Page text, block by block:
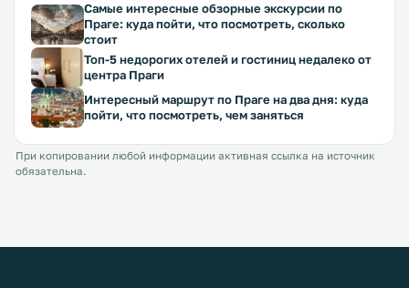
Самые интересные обзорные экскурсии по
Праге: куда пойти, что посмотреть, сколько
стоит
Топ-5 недорогих отелей и гостиниц недалеко от
центра Праги
Интересный маршрут по Праге на два дня: куда
пойти, что посмотреть, чем заняться
При копировании любой информации активная ссылка на источник
обязательна.